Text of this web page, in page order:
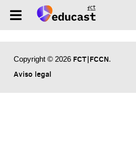
Copyright © 2026 FCT|FCCN.
Aviso legal